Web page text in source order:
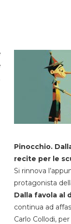
Pinocchio.
recite per le
Si rinnova
protagonista
Dalla favola al
continua ad
Carlo Collodi,